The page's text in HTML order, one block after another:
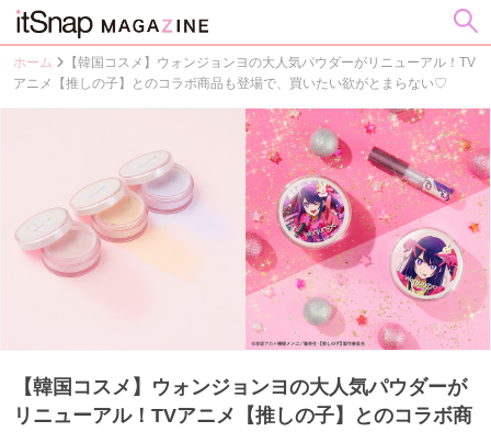
ホーム
【韓国コスメ】ウォンジョンヨの大人気パウダーがリニューアル！TV
アニメ【推しの子】とのコラボ商品も登場で、買いたい欲がとまらない♡
【韓国コスメ】ウォンジョンヨの大人気パウダーが
リニューアル！TVアニメ【推しの子】とのコラボ商